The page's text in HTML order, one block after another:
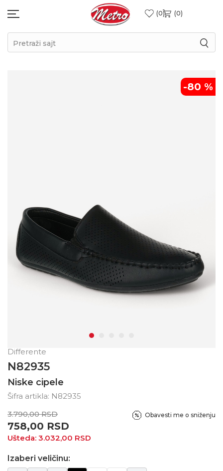
0 0
Pretraži sajt
-80 %
Differente
N82935
Niske cipele
Šifra artikla: N82935
3.790,00 RSD
758,00 RSD
Ušteda: 3.032,00 RSD
Obavesti me o sniženju
Izaberi veličinu: